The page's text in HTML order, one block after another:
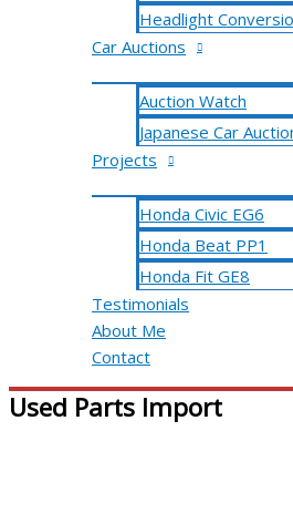
Headlight
Car Auctions
Auction Watch
Japanese Car
Projects
Honda Civic EG6
Honda Beat PP1
Honda Fit GE8
Testimonials
About Me
Contact
Used Parts Import